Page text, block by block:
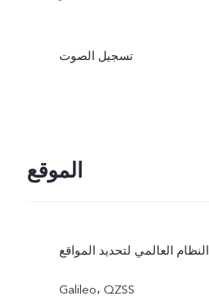
تسجيل الصوت
الموقع
النظام العالمي لتحديد المواقع (GPS)،‏ BeiDou،‏ GLONASS،‏
Galileo،‏ QZSS